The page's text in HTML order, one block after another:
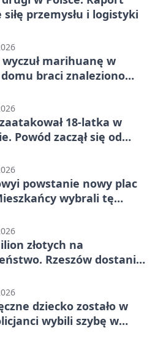
przemysłu i logistyki
marihuanę w
braci znaleziono
18-latka w
Powód zaczął się od
powstanie nowy plac
wybrali tę
złotych na
Rzeszów dostanie
dziecko zostało w
wybili szybę w